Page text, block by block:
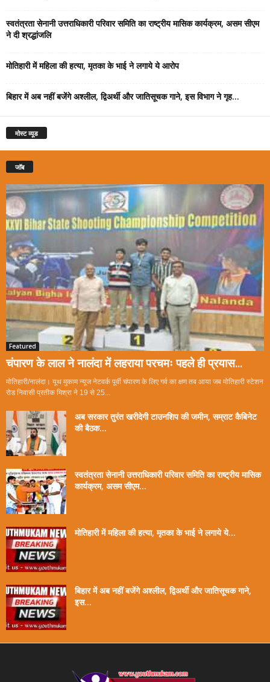
स्वतंत्रता सेनानी उत्तराधिकारी परिवार समिति का राष्ट्रीय मासिक कार्यक्रम, असम सीएम
ने दी श्रद्धांजलि
मोतिहारी में महिला की हत्या, मृतका के भाई ने लगाये ये आरोप
बिहार में अब नहीं बजेंगे अश्लील, द्विअर्थी और जातिसूचक गाने, इस विभाग ने गृह...
मोस्ट व्यूड
जॉब
Featured
चंपारण के लाल ने नालंदा में लहराया परचमः पहले ही प्रयास...
मोतिहारी/नालंदा। यूथ मुकाम न्यूज नेटवर्क पूर्वी चंपारण के लिए गर्व का क्षण तब आया जब मोतिहारी स्टेशन
रोड निवासी प्रतीक मिश्रा ने 19 से 25...
अब सरकार तुरंत खरीदेगी टाउनशिप की जमीन, सम्राट कैबिनेट
की बैठक...
स्वतंत्रता सेनानी उत्तराधिकारी परिवार समिति का राष्ट्रीय मासिक
कार्यक्रम, असम सीएम...
मोतिहारी में महिला की हत्या, मृतका के भाई ने लगाये ये...
बिहार में अब नहीं बजेंगे अश्लील, द्विअर्थी और जातिसूचक गाने,
इस...